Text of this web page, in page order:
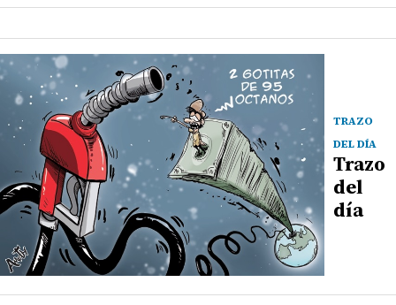
TRAZO
DEL DÍA
Trazo
del
día